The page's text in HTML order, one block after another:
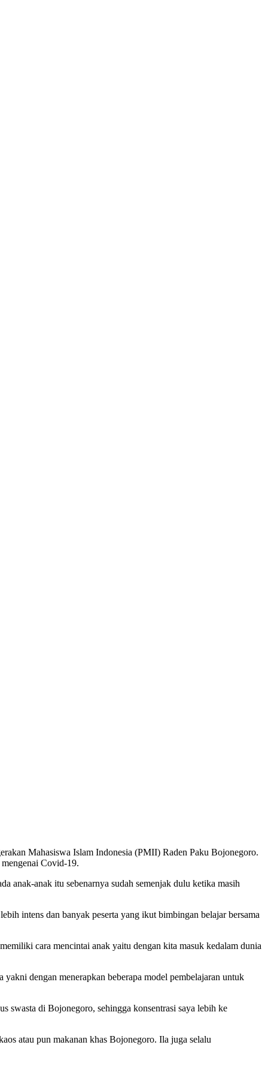
Mahasiswa Islam Indonesia (PMII) Raden Paku Bojonegoro.
Covid-19.
anak-anak itu sebenarnya sudah semenjak dulu ketika masih
intens dan banyak peserta yang ikut bimbingan belajar bersama
cara mencintai anak yaitu dengan kita masuk kedalam dunia
dengan menerapkan beberapa model pembelajaran untuk
swasta di Bojonegoro, sehingga konsentrasi saya lebih ke
atau pun makanan khas Bojonegoro. Ila juga selalu